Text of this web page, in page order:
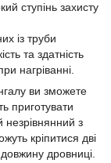
ступінь захисту
із труби
та здатність
нагріванні.
ви зможете
приготувати
з
кріпитися дві
дровниці.